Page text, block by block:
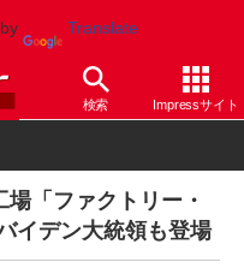
Translate
検索 Impressサイト
「ファクトリー・
イデン大統領も登場